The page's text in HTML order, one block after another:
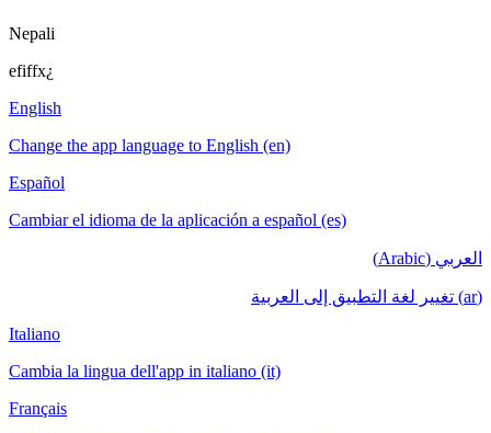
Nepali
efiffx¿
English
Change the app language to English (en)
Español
Cambiar el idioma de la aplicación a español (es)
العربي (Arabic)
(ar) تغيير لغة التطبيق إلى العربية
Italiano
Cambia la lingua dell'app in italiano (it)
Français